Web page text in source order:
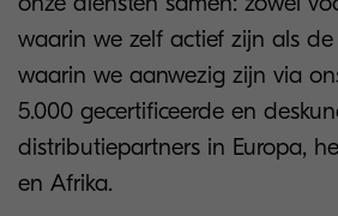
waarin we zelf actief zijn als
waarin we aanwezig zijn via
5.000 gecertificeerde en
distributiepartners in Europa,
en Afrika.